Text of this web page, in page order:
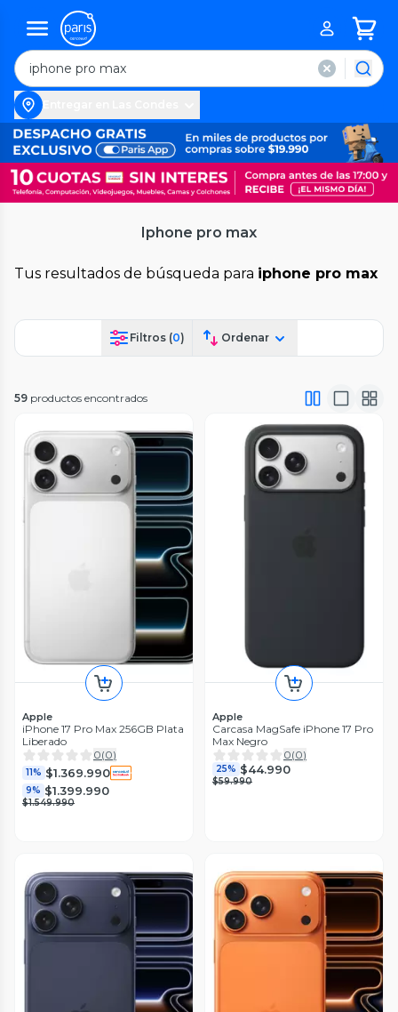
Iphone pro max
Tus resultados de búsqueda para iphone pro max
Filtros (0) Ordenar
59 productos encontrados
Apple
iPhone 17 Pro Max 256GB Plata
Liberado
0(0)
11% $1.369.990
9% $1.399.990
$1.549.990
Apple
Carcasa MagSafe iPhone 17 Pro
Max Negro
0(0)
25% $44.990
$59.990